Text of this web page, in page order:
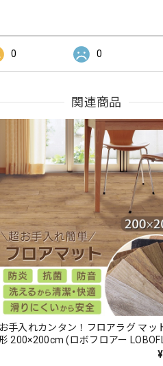
0 0
関連商品
お手入れカンタン！フロアラグ マッ
200×200cm (ロボフロアー
防炎 抗菌 水洗い可 ダイニング ペッ